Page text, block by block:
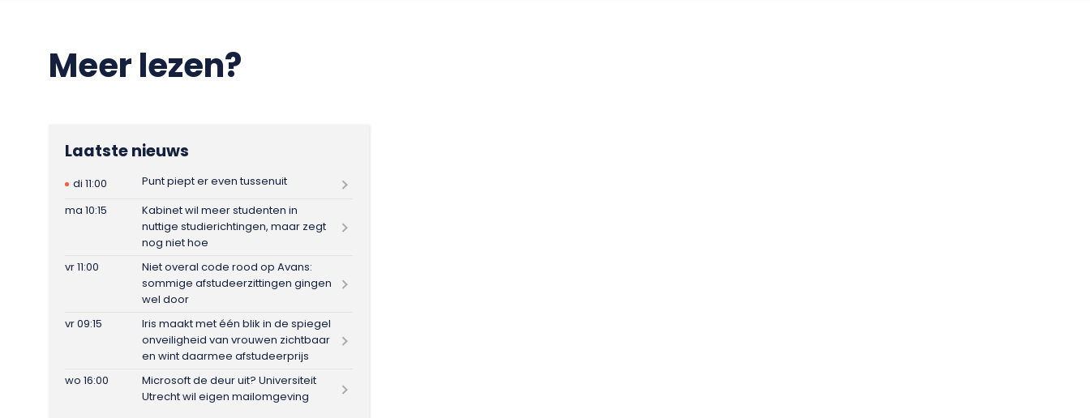
Meer lezen?
Laatste nieuws
di 11:00
Punt piept er even tussenuit
ma 10:15
Kabinet wil meer studenten in
nuttige studierichtingen, maar zegt
nog niet hoe
vr 11:00
Niet overal code rood op Avans:
sommige afstudeerzittingen gingen
wel door
vr 09:15
Iris maakt met één blik in de spiegel
onveiligheid van vrouwen zichtbaar
en wint daarmee afstudeerprijs
wo 16:00
Microsoft de deur uit? Universiteit
Utrecht wil eigen mailomgeving